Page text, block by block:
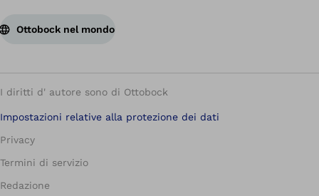
Ottobock nel mondo
I diritti d' autore sono di Ottobock
Impostazioni relative alla protezione dei dati
Privacy
Termini di servizio
Redazione